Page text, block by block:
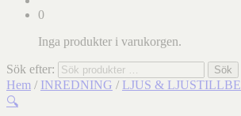
0
Inga produkter i varukorgen.
Sök efter: Sök
Hem / INREDNING / LJUS &
🔍